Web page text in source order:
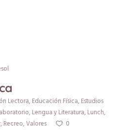
Lectora,Educación Física,Estudios
,Lengua y Literatura,Lunch,
,Recreo,Valores 0